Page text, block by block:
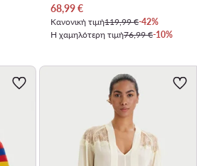
Τρέχουσα τιμή
68,99€
Κανονική τιμή119,99 €-42%
Η χαμηλότερη τιμή76,99 €-10%